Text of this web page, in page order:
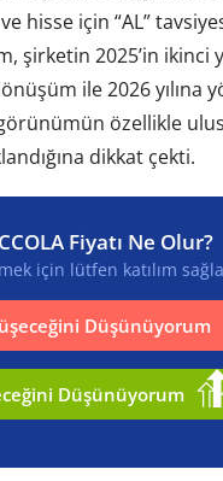
hisse için “AL”
şirketin 2025’in ikinci
ile 2026 yılına
özellikle
dikkat çekti.
Fiyatı Ne Olur?
için lütfen katılım
Düşünüyorum
Düşünüyorum